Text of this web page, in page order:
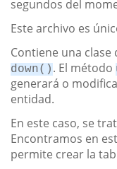
segundos del
Este archivo es
Contiene una
down() . El método
generará o
entidad.
En este caso, se
Encontramos en
permite crear la